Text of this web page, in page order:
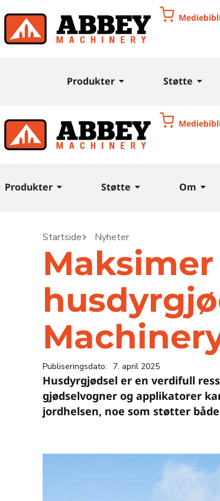
Produkter Støtte
Produkter Støtte Om
Startside Nyheter
Publiseringsdato: 7. april 2025
Husdyrgjødsel er en verdifull
gjødselvogner og applikatorer
jordhelsen, noe som støtter